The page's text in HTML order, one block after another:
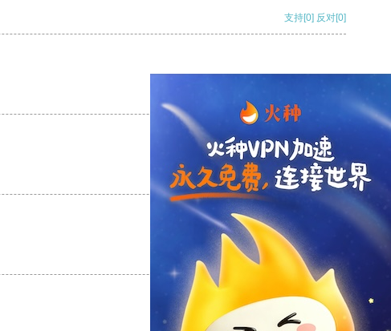
支持[0] 反对[0]
支持 [0] 反对[0]
支持[0] 反对